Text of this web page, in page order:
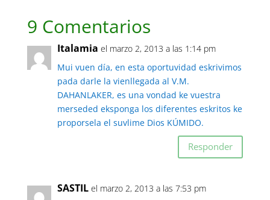
9 Comentarios
Italamia el marzo 2, 2013 a las 1:14 pm
Mui vuen día, en esta oportuvidad eskrivimos
pada darle la vienllegada al V.M.
DAHANLAKER, es una vondad ke vuestra
merseded eksponga los diferentes eskritos ke
proporsela el suvlime Dios KÚMIDO.
Responder
SASTIL el marzo 2, 2013 a las 7:53 pm